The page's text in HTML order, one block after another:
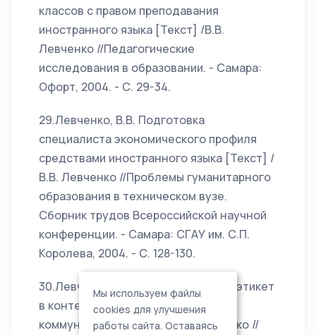
классов с правом преподавания
иностранного языка [Текст] /В.В.
Левченко //Педагогические
исследования в образовании. - Самара:
Офорт, 2004. - С. 29-34.
29.Левченко, В.В. Подготовка
специалиста экономического профиля
средствами иностранного языка [Текст] /
В.В. Левченко //Проблемы гуманитарного
образования в техническом вузе.
Сборник трудов Всероссийской научной
конференции. - Самара: СГАУ им. С.П.
Королева, 2004. - С. 128-130.
30.Левченко, В.В. Международный этикет
в контексте изучения деловой
коммуникации [Текст] /В.В. Левченко //
Мы используем файлы
cookies для улучшения
работы сайта. Оставаясь